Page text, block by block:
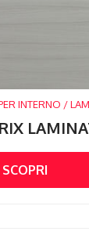
INTERNO /
SCOPRI